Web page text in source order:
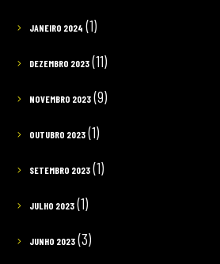
JANEIRO 2024 (1)
DEZEMBRO 2023(11)
NOVEMBRO 2023(9)
OUTUBRO 2023(1)
SETEMBRO 2023(1)
JULHO 2023(1)
JUNHO 2023(3)